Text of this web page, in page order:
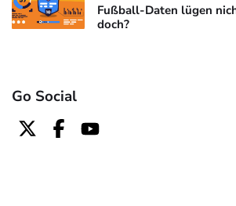
Fußball-Daten lügen
doch?
Go Social